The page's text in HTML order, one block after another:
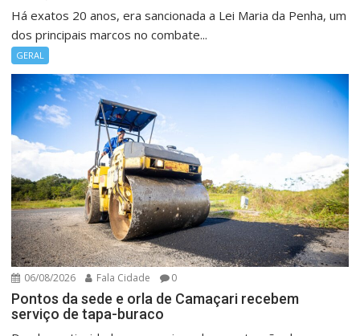
Há exatos 20 anos, era sancionada a Lei Maria da Penha, um
dos principais marcos no combate...
GERAL
06/08/2026 Fala Cidade 0
Pontos da sede e orla de Camaçari recebem
serviço de tapa-buraco